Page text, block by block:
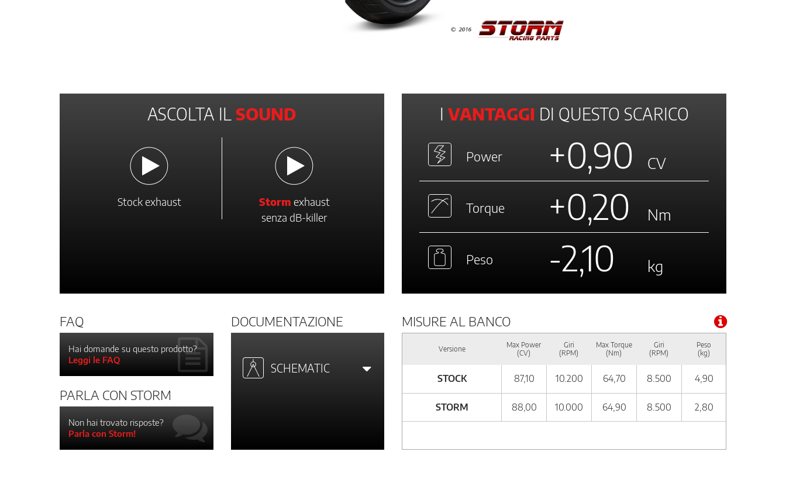
ASCOLTA IL SOUND
Stock exhaust Storm exhaust
senza dB-killer
I VANTAGGI DI QUESTO SCARICO
Power +0,90 CV
Torque +0,20 Nm
Peso -2,10 kg
FAQ
Hai domande su questo prodotto?
Leggi le FAQ
PARLA CON STORM
Non hai trovato risposte?
Parla con Storm!
DOCUMENTAZIONE
SCHEMATIC
MISURE AL BANCO
Versione
Max Power
(CV)
Giri
(RPM)
Max Torque
(Nm)
Giri
(RPM)
Peso
(kg)
STOCK 87,10 10.200 64,70 8.500 4,90
STORM 88,00 10.000 64,90 8.500 2,80